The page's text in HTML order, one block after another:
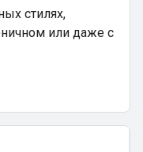
стилях,
или даже с